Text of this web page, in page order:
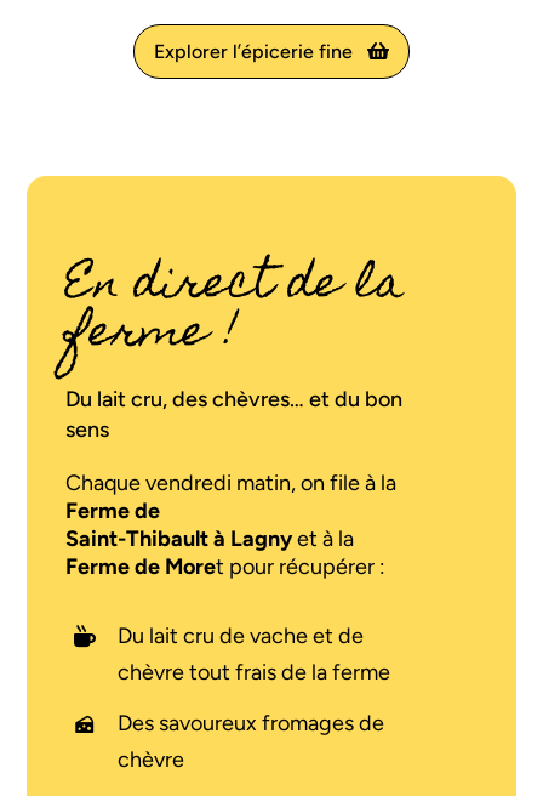
Explorer l’épicerie fine
En direct de la
ferme !
Du lait cru, des chèvres… et du bon
sens
Chaque vendredi matin, on file à la
Ferme de
Saint-Thibault à Lagnyet à la
Ferme de Moret pour récupérer :
Du lait cru de vache et de
chèvre tout frais de la ferme
Des savoureux fromages de
chèvre